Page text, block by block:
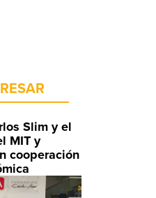
Slim y el
MIT y
cooperación